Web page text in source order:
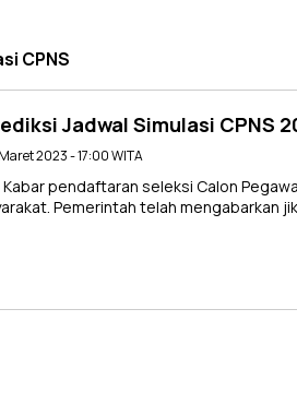
CPNS
Jadwal Simulasi CPNS
2023 - 17:00 WITA
Kabar pendaftaran seleksi Calon
Pemerintah telah mengabarkan